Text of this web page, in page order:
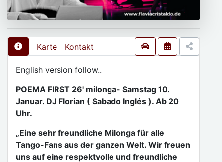
Karte Kontakt
English version follow..
POEMA FIRST 26' milonga- Samstag 10.
Januar. DJ Florian ( Sabado Inglés ). Ab 20
Uhr.
„Eine sehr freundliche Milonga für alle
Tango-Fans aus der ganzen Welt. Wir freuen
uns auf eine respektvolle und freundliche